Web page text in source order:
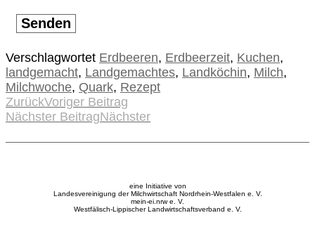
Senden
Verschlagwortet Erdbeeren, Erdbeerzeit, Kuchen,
landgemacht, Landgemachtes, Landköchin, Milch,
Milchwoche, Quark, Rezept
ZurückVoriger Beitrag
Nächster BeitragNächster
eine Initiative von
Landesvereinigung der Milchwirtschaft Nordrhein-Westfalen e. V.
mein-ei.nrw e. V.
Westfälisch-Lippischer Landwirtschaftsverband e. V.